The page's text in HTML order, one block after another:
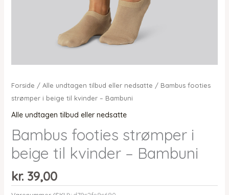
Forside / Alle undtagen tilbud eller nedsatte / Bambus footies
strømper i beige til kvinder – Bambuni
Alle undtagen tilbud eller nedsatte
Bambus footies strømper i
beige til kvinder – Bambuni
kr.39,00